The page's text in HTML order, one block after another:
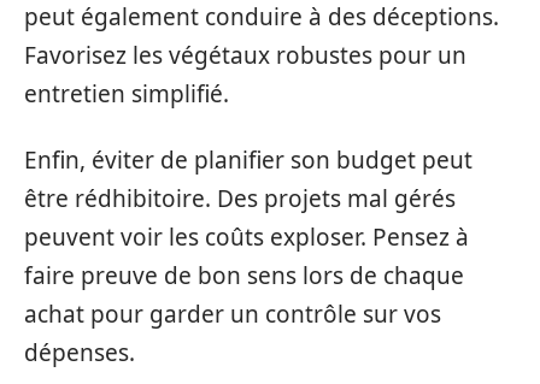
peut également conduire à des déceptions.
Favorisez les végétaux robustes pour un
entretien simplifié.
Enfin, éviter de planifier son budget peut
être rédhibitoire. Des projets mal gérés
peuvent voir les coûts exploser. Pensez à
faire preuve de bon sens lors de chaque
achat pour garder un contrôle sur vos
dépenses.